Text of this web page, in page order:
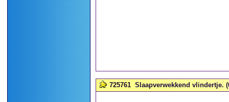
725761 Slaapverwekkend vlindertje.